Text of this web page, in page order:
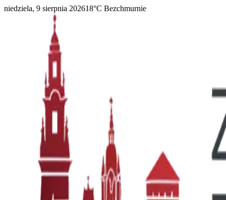
niedziela, 9 sierpnia 202618°C Bezchmurnie